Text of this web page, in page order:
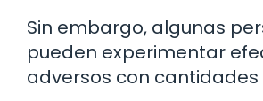
Sin embargo, algunas
pueden experimentar
adversos con cantidades